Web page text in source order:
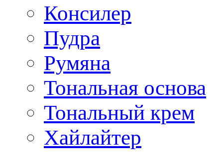
Консилер
Пудра
Румяна
Тональная основа
Тональный крем
Хайлайтер